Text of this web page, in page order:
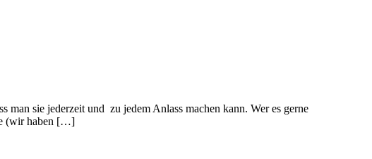
man sie jederzeit und zu jedem Anlass machen kann. Wer es gerne
(wir haben […]